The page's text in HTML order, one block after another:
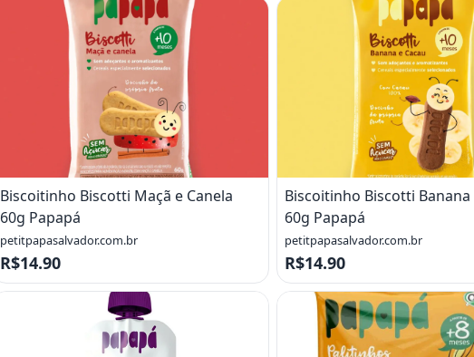
Biscoitinho Biscotti Maçã e Canela
60g Papapá
petitpapasalvador.com.br
R$14.90
Biscoitinho Biscotti Banana
60g Papapá
petitpapasalvador.com.br
R$14.90